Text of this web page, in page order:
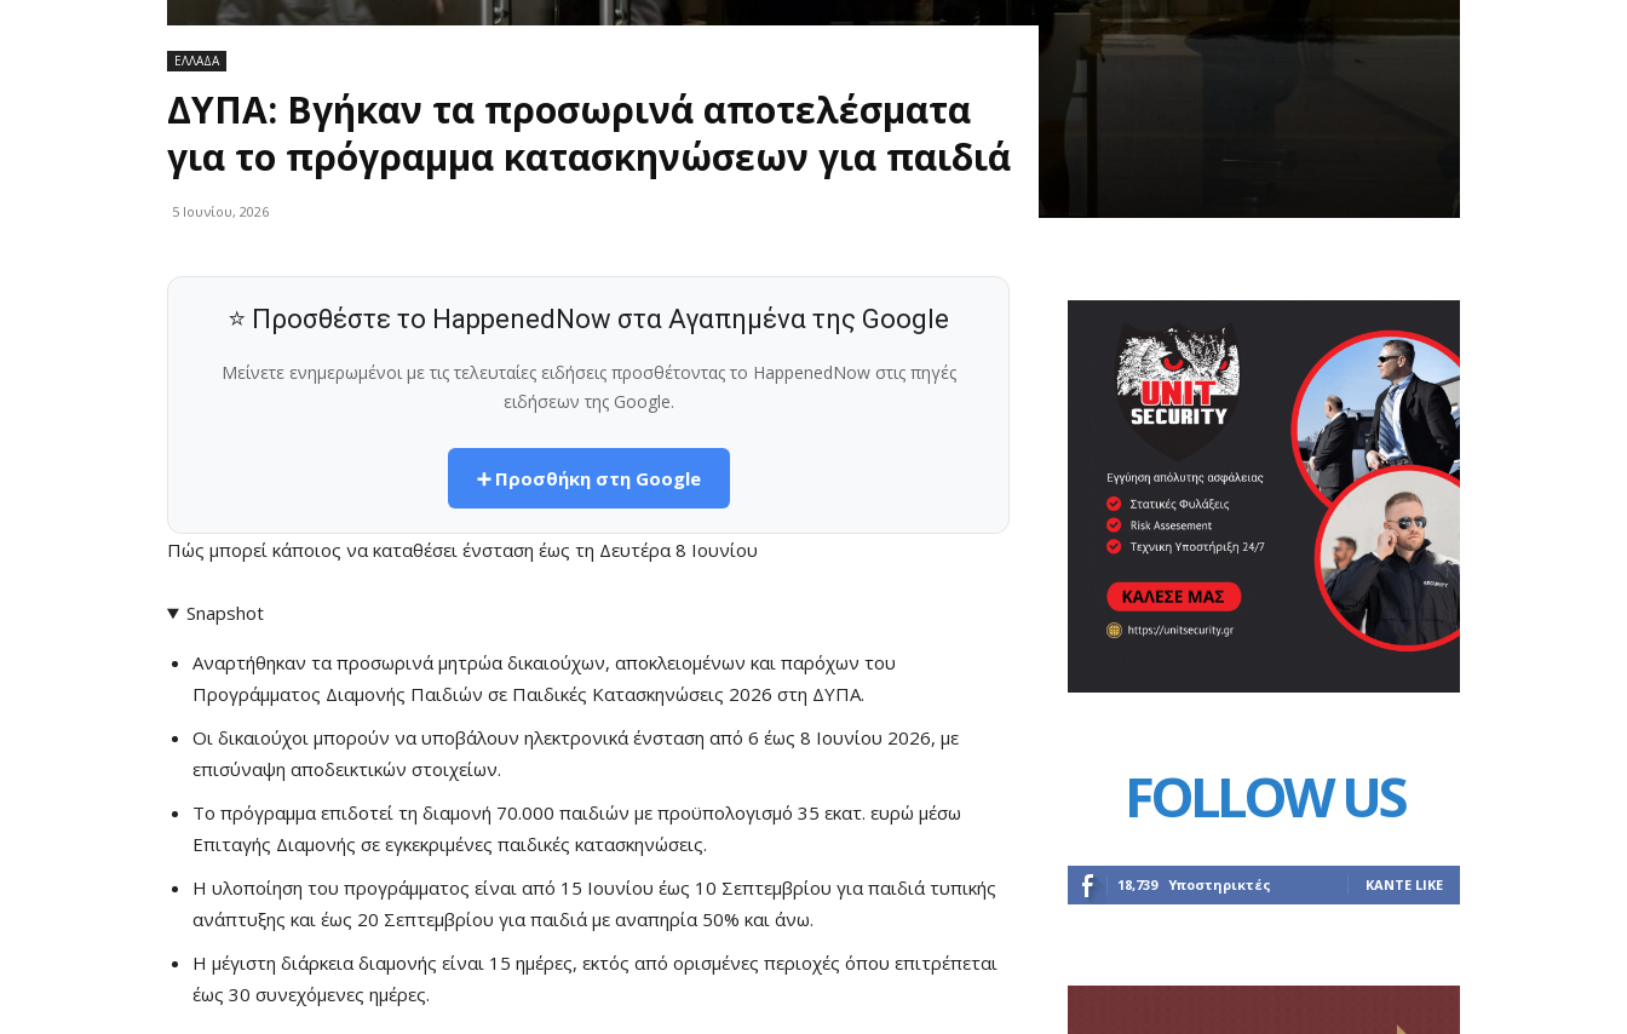
ΕΛΛΑΔΑ
ΔΥΠΑ: Βγήκαν τα προσωρινά αποτελέσματα
για το πρόγραμμα κατασκηνώσεων για παιδιά
5 Ιουνίου, 2026
⭐ Προσθέστε το HappenedNow στα Αγαπημένα της Google
Μείνετε ενημερωμένοι με τις τελευταίες ειδήσεις προσθέτοντας το HappenedNow στις πηγές
ειδήσεων της Google.
➕ Προσθήκη στη Google
Πώς μπορεί κάποιος να καταθέσει ένσταση έως τη Δευτέρα 8 Ιουνίου
Snapshot
Αναρτήθηκαν τα προσωρινά μητρώα δικαιούχων, αποκλειομένων και παρόχων του
Προγράμματος Διαμονής Παιδιών σε Παιδικές Κατασκηνώσεις 2026 στη ΔΥΠΑ.
Οι δικαιούχοι μπορούν να υποβάλουν ηλεκτρονικά ένσταση από 6 έως 8 Ιουνίου 2026, με
επισύναψη αποδεικτικών στοιχείων.
Το πρόγραμμα επιδοτεί τη διαμονή 70.000 παιδιών με προϋπολογισμό 35 εκατ. ευρώ μέσω
Επιταγής Διαμονής σε εγκεκριμένες παιδικές κατασκηνώσεις.
Η υλοποίηση του προγράμματος είναι από 15 Ιουνίου έως 10 Σεπτεμβρίου για παιδιά τυπικής
ανάπτυξης και έως 20 Σεπτεμβρίου για παιδιά με αναπηρία 50% και άνω.
Η μέγιστη διάρκεια διαμονής είναι 15 ημέρες, εκτός από ορισμένες περιοχές όπου επιτρέπεται
έως 30 συνεχόμενες ημέρες.
FOLLOW US
18,739 Υποστηρικτές ΚΆΝΤΕ LIKE